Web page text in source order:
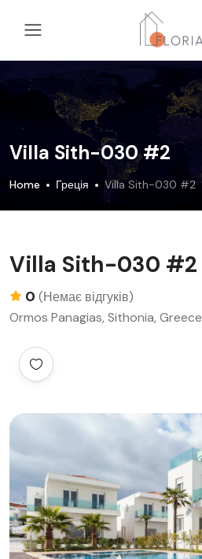
Villa Sith-030 #2
Home Греція Villa Sith-030 #2
Villa Sith-030 #2
0 (Немає відгуків)
Ormos Panagias, Sithonia, Greece